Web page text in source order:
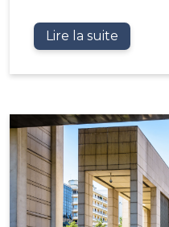
Lire la suite